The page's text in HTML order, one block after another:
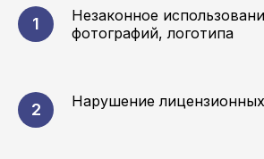
Незаконное
фотографий, логотипа
Нарушение